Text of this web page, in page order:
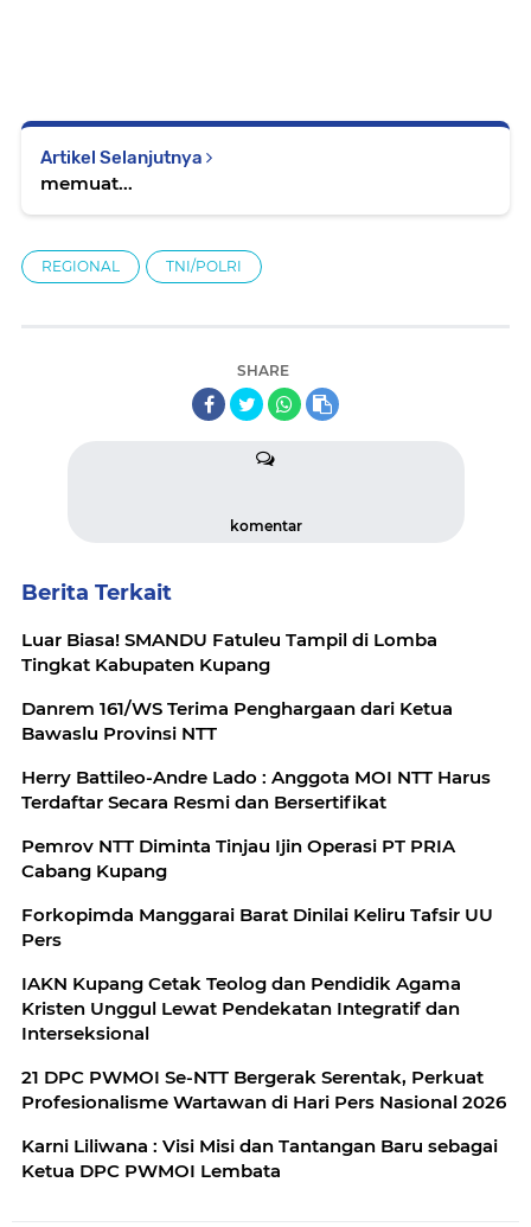
Artikel Selanjutnya
memuat...
REGIONAL TNI/POLRI
SHARE
komentar
Berita Terkait
Luar Biasa! SMANDU Fatuleu Tampil di Lomba
Tingkat Kabupaten Kupang
Danrem 161/WS Terima Penghargaan dari Ketua
Bawaslu Provinsi NTT
Herry Battileo-Andre Lado : Anggota MOI NTT Harus
Terdaftar Secara Resmi dan Bersertifikat
Pemrov NTT Diminta Tinjau Ijin Operasi PT PRIA
Cabang Kupang
Forkopimda Manggarai Barat Dinilai Keliru Tafsir UU
Pers
IAKN Kupang Cetak Teolog dan Pendidik Agama
Kristen Unggul Lewat Pendekatan Integratif dan
Interseksional
21 DPC PWMOI Se-NTT Bergerak Serentak, Perkuat
Profesionalisme Wartawan di Hari Pers Nasional 2026
Karni Liliwana : Visi Misi dan Tantangan Baru sebagai
Ketua DPC PWMOI Lembata